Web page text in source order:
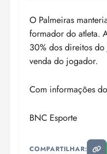
O Palmeiras
formador do atleta.
30% dos direitos
venda do jogador.
Com informações
BNC Esporte
COMPARTILHAR: